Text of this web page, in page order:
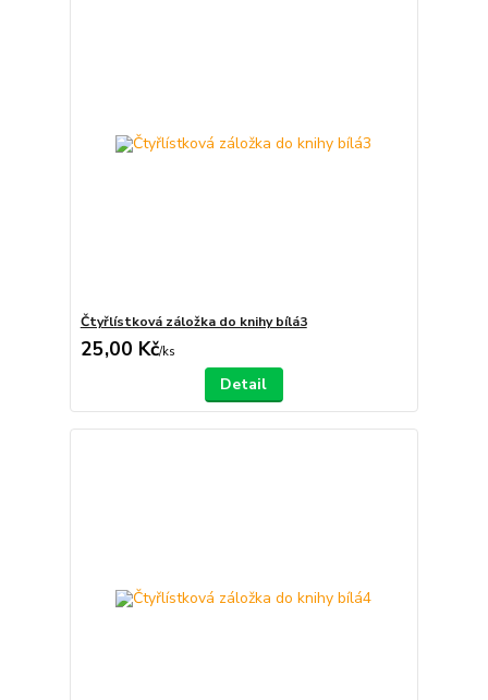
Čtyřlístková záložka do knihy bílá3
25,00 Kč/ks
Detail